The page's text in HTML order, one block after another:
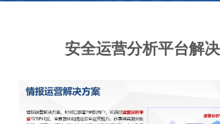
安全运营分析平台解